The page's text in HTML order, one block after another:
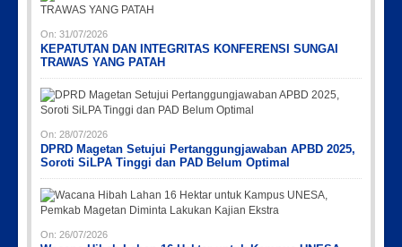
On: 31/07/2026
KEPATUTAN DAN INTEGRITAS KONFERENSI SUNGAI
TRAWAS YANG PATAH
On: 28/07/2026
DPRD Magetan Setujui Pertanggungjawaban APBD 2025,
Soroti SiLPA Tinggi dan PAD Belum Optimal
On: 26/07/2026